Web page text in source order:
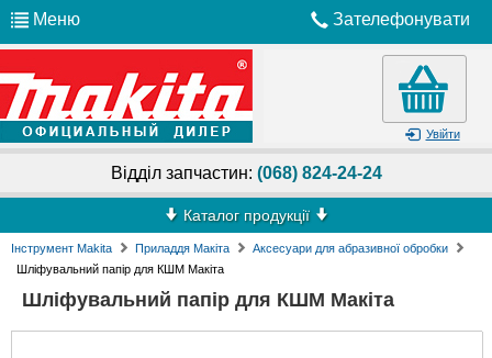
Меню Зателефонувати
Увійти
Відділ запчастин: (068) 824-24-24
Каталог продукції
Інструмент Makita Приладдя Макіта
Аксесуари для абразивної обробки
Шліфувальний папір для КШМ Макіта
Шліфувальний папір для КШМ Макіта